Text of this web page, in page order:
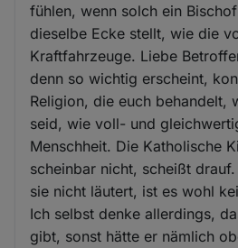
fühlen, wenn solch ein
dieselbe Ecke stellt, wie die
Kraftfahrzeuge. Liebe
denn so wichtig erscheint,
Religion, die euch behandelt,
seid, wie voll- und
Menschheit. Die Katholische
scheinbar nicht, scheißt
sie nicht läutert, ist es wohl
Ich selbst denke allerdings,
gibt, sonst hätte er nämlich